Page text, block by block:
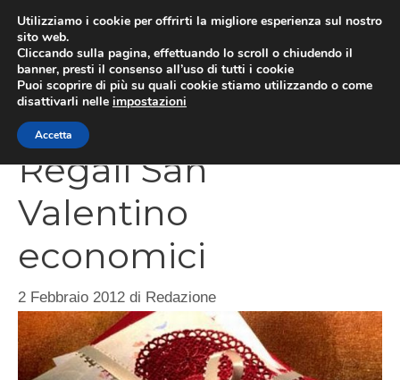
contenuto
Regali San
Valentino
economici
2 Febbraio 2012 di Redazione
Utilizziamo i cookie per offrirti la migliore esperienza sul nostro
sito web.
Cliccando sulla pagina, effettuando lo scroll o chiudendo il
banner, presti il consenso all’uso di tutti i cookie
Puoi scoprire di più su quali cookie stiamo utilizzando o come
disattivarli nelle impostazioni
Accetta